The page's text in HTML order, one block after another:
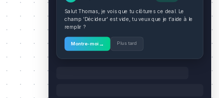
Salut Thomas, je vois que tu clôtures ce deal. Le
champ 'Décideur' est vide, tu veux que je t'aide à le
remplir ?
Montre-moi → Plus tard